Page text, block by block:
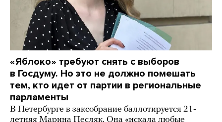
«Яблоко» требуют снять с выборов
в Госдуму. Но это не должно помешать
тем, кто идет от партии в региональные
парламенты
В Петербурге в заксобрание баллотируется 21-
летняя Марина Песляк. Она «искала любые